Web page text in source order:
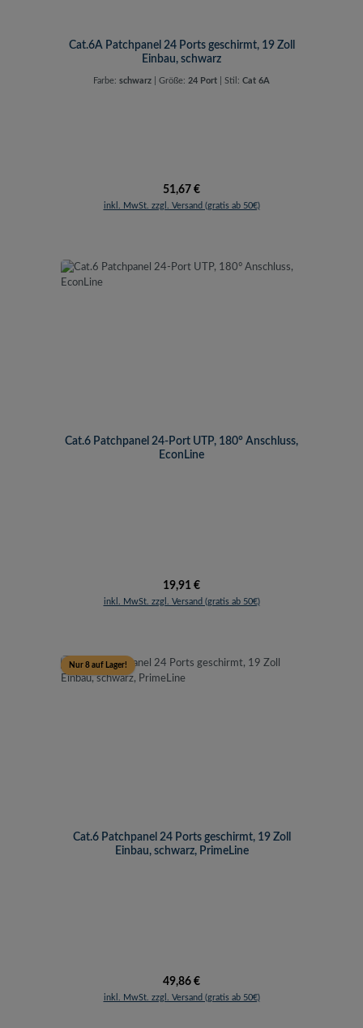
Cat.6A Patchpanel 24 Ports geschirmt, 19 Zoll
Einbau, schwarz
Farbe: schwarz Größe: 24 Port Stil: Cat 6A
Regulärer Preis:
51,67 €
inkl. MwSt. zzgl. Versand (gratis ab 50€)
Cat.6 Patchpanel 24-Port UTP, 180° Anschluss,
EconLine
Regulärer Preis:
19,91 €
inkl. MwSt. zzgl. Versand (gratis ab 50€)
Nur 8 auf Lager!
Cat.6 Patchpanel 24 Ports geschirmt, 19 Zoll
Einbau, schwarz, PrimeLine
Regulärer Preis:
49,86 €
inkl. MwSt. zzgl. Versand (gratis ab 50€)